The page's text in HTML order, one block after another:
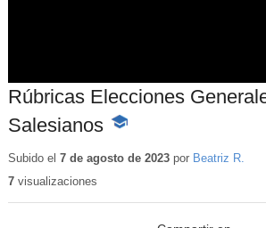
Rúbricas Elecciones
Salesianos -
educativo
Subido el 7 de agosto de 2023por Beatriz R.
7visualizaciones